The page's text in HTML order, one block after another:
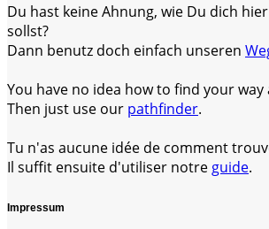
Du hast keine Ahnung, wie Du dich
sollst?
Dann benutz doch einfach unseren
You have no idea how to find your
Then just use our pathfinder.
Tu n'as aucune idée de comment
Il suffit ensuite d'utiliser notre guide.
Impressum